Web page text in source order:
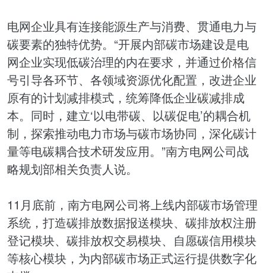
电网企业具有连接能源生产与消费、贯通电力与
碳要素的独特优势。“开展内部碳市场建设是电
网企业实现低碳治理的内在要求，并通过价格信
号引导各环节、各领域资源优化配置，改进企业
原有的计划减排模式，统筹降低企业碳减排成
本。同时，建立‘以电带碳、以碳促电’的耦合机
制，探索推动电力市场与碳市场协同，深化碳计
量等电碳耦合技术研发应用。”南方电网公司战
略规划部相关负责人说。
11月底前，南方电网公司将上线内部碳市场管理
系统，打造碳排放数据报送模块、碳排放权注册
登记模块、碳排放权交易模块、自愿碳信用模块
等核心模块，为内部碳市场正式运行提供数字化